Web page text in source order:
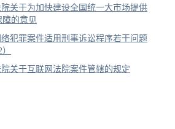
关于为加快建设全国统一大市场提供
障的意见
犯罪案件适用刑事诉讼程序若干问题
关于互联网法院案件管辖的规定